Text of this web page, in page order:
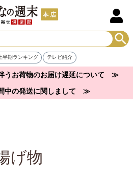
半期ランキング テレビ紹介
うお荷物のお届け遅延について ≫
間中の発送に関しまして ≫
げ物